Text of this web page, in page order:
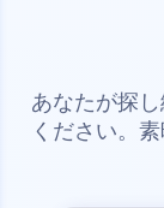
あなたが探
ください。